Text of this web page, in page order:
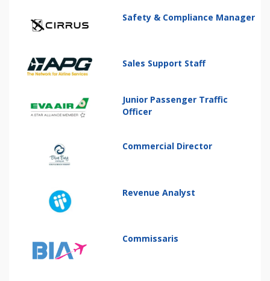
Safety & Compliance Manager
Sales Support Staff
Junior Passenger Traffic
Officer
Commercial Director
Revenue Analyst
Commissaris